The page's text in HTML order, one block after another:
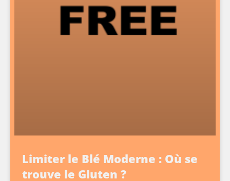
Limiter le Blé Moderne : Où se
trouve le Gluten ?